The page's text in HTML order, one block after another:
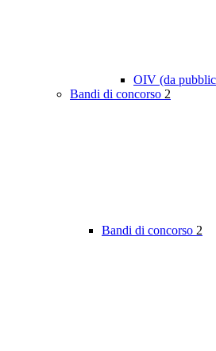
OIV (da
Bandi di concorso 2
Bandi di concorso 2